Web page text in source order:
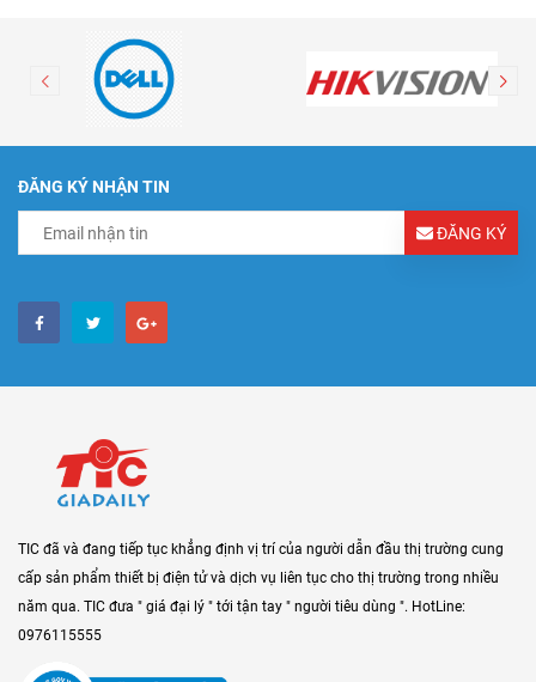
ĐĂNG KÝ NHẬN TIN
ĐĂNG KÝ
TIC đã và đang tiếp tục khẳng định vị trí của người dẫn đầu thị trường cung
cấp sản phẩm thiết bị điện tử và dịch vụ liên tục cho thị trường trong nhiều
năm qua. TIC đưa " giá đại lý " tới tận tay " người tiêu dùng ". HotLine:
0976115555